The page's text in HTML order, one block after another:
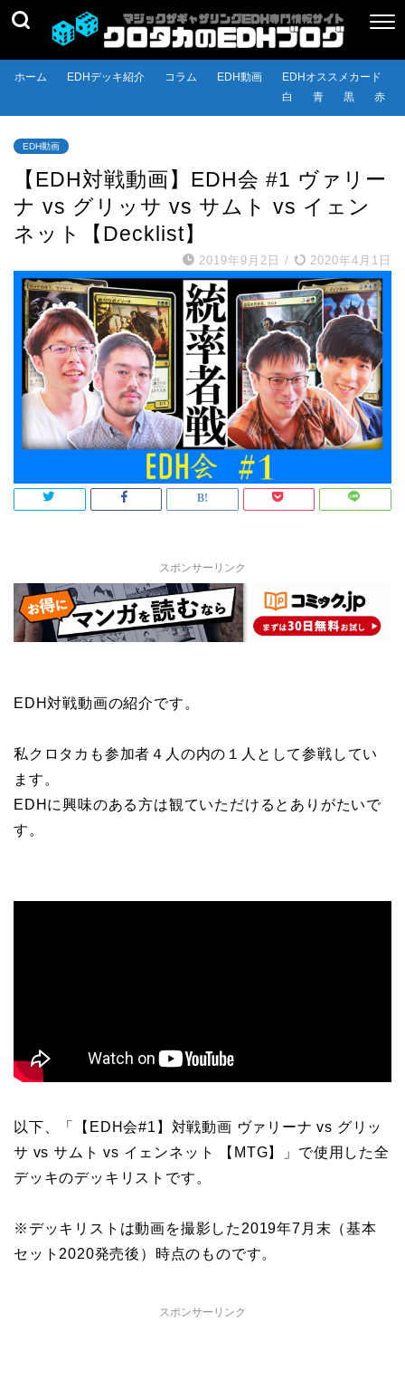
ホーム EDHデッキ紹介 コラム EDH動画
EDHオススメカード
白
青 黒 赤
EDH動画
【EDH対戦動画】EDH会 #1 ヴァリー
ナ vs グリッサ vs サムト vs イェン
ネット【Decklist】
2019年9月2日 / 2020年4月1日
スポンサーリンク
EDH対戦動画の紹介です。
私クロタカも参加者４人の内の１人として参戦してい
ます。
EDHに興味のある方は観ていただけるとありがたいで
す。
以下、「【EDH会#1】対戦動画 ヴァリーナ vs グリッ
サ vs サムト vs イェンネット 【MTG】」で使用した全
デッキのデッキリストです。
※デッキリストは動画を撮影した2019年7月末（基本
セット2020発売後）時点のものです。
スポンサーリンク